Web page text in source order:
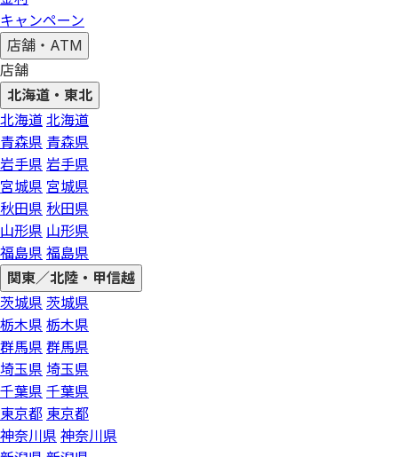
キャンペーン
店舗・ATM
店舗
北海道・東北
北海道 北海道
青森県 青森県
岩手県 岩手県
宮城県 宮城県
秋田県 秋田県
山形県 山形県
福島県 福島県
関東／北陸・甲信越
茨城県 茨城県
栃木県 栃木県
群馬県 群馬県
埼玉県 埼玉県
千葉県 千葉県
東京都 東京都
神奈川県 神奈川県